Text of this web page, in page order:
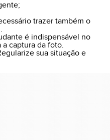
trazer também o
é indispensável no
captura da foto.
sua situação e